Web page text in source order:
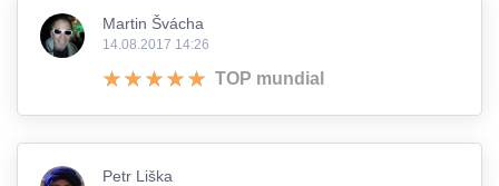
Martin Švácha
14.08.2017 14:26
TOP mundial
Petr Liška